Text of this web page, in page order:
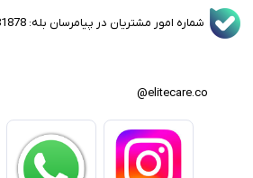
شماره امور مشتریان در پیامرسان بله: 09963781878